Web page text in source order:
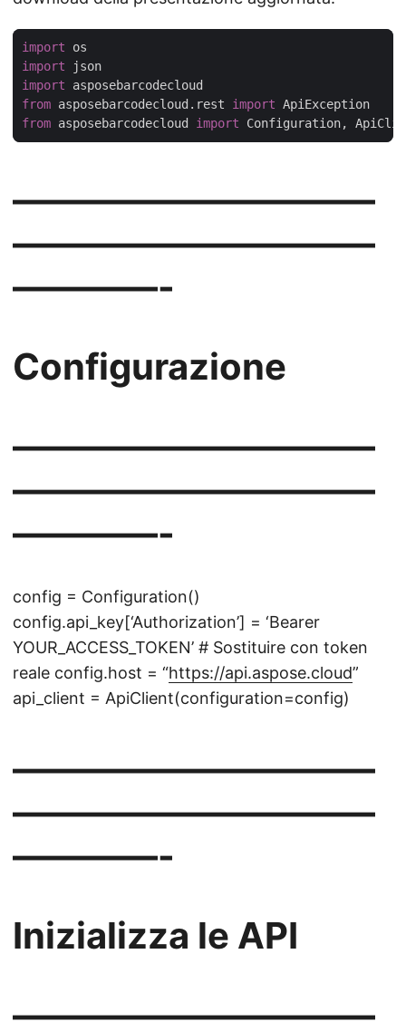
import
import
import
from asposebarcodecloud.rest import
from asposebarcodecloud import
——————————
——————————
————-
Configurazione
——————————
——————————
————-
config = Configuration()
config.api_key[‘Authorization’] = ‘Bearer
YOUR_ACCESS_TOKEN’ # Sostituire con token
reale config.host = “https://api.aspose.cloud”
api_client = ApiClient(configuration=config)
——————————
——————————
————-
Inizializza le API
——————————